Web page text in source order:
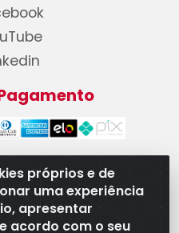
próprios e de
uma experiência
apresentar
acordo com o seu
LTDA - CNPJ
Níquel, 667 - Parque
GO - CEP 74375-660